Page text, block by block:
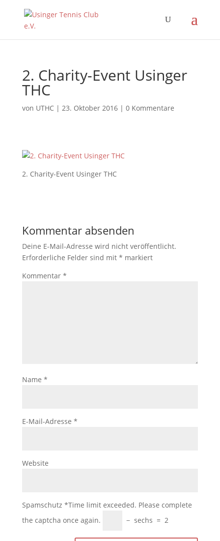
2. Charity-Event Usinger
THC
von UTHC| 23. Oktober 2016| 0 Kommentare
2. Charity-Event Usinger THC
Kommentar absenden
Deine E-Mail-Adresse wird nicht veröffentlicht.
Erforderliche Felder sind mit * markiert
Kommentar *
Name *
E-Mail-Adresse *
Website
Spamschutz *Time limit exceeded. Please complete
the captcha once again.
− sechs = 2